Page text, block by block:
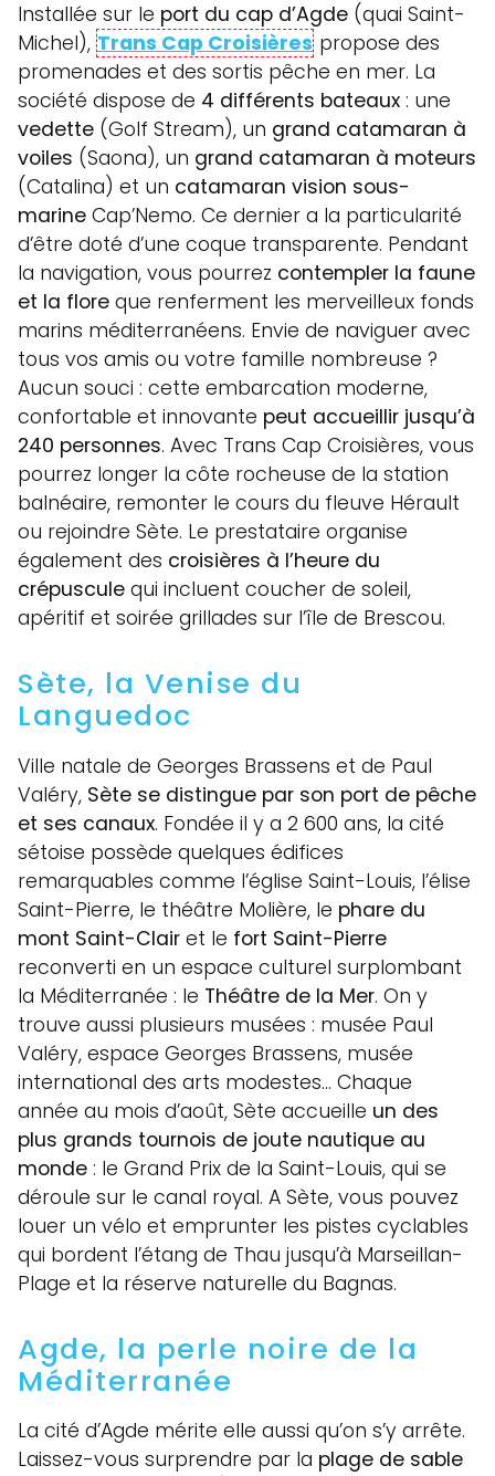
Installée sur le port du cap d’Agde (quai Saint-
Michel), Trans Cap Croisières propose des
promenades et des sortis pêche en mer. La
société dispose de 4 différents bateaux : une
vedette (Golf Stream), un grand catamaran à
voiles (Saona), un grand catamaran à moteurs
(Catalina) et un catamaran vision sous-
marine Cap’Nemo. Ce dernier a la particularité
d’être doté d’une coque transparente. Pendant
la navigation, vous pourrez contempler la faune
et la flore que renferment les merveilleux fonds
marins méditerranéens. Envie de naviguer avec
tous vos amis ou votre famille nombreuse ?
Aucun souci : cette embarcation moderne,
confortable et innovante peut accueillir jusqu’à
240 personnes. Avec Trans Cap Croisières, vous
pourrez longer la côte rocheuse de la station
balnéaire, remonter le cours du fleuve Hérault
ou rejoindre Sète. Le prestataire organise
également des croisières à l’heure du
crépuscule qui incluent coucher de soleil,
apéritif et soirée grillades sur l’île de Brescou.
Sète, la Venise du
Languedoc
Ville natale de Georges Brassens et de Paul
Valéry, Sète se distingue par son port de pêche
et ses canaux. Fondée il y a 2 600 ans, la cité
sétoise possède quelques édifices
remarquables comme l’église Saint-Louis, l’élise
Saint-Pierre, le théâtre Molière, le phare du
mont Saint-Clair et le fort Saint-Pierre
reconverti en un espace culturel surplombant
la Méditerranée : le Théâtre de la Mer. On y
trouve aussi plusieurs musées : musée Paul
Valéry, espace Georges Brassens, musée
international des arts modestes… Chaque
année au mois d’août, Sète accueille un des
plus grands tournois de joute nautique au
monde : le Grand Prix de la Saint-Louis, qui se
déroule sur le canal royal. A Sète, vous pouvez
louer un vélo et emprunter les pistes cyclables
qui bordent l’étang de Thau jusqu’à Marseillan-
Plage et la réserve naturelle du Bagnas.
Agde, la perle noire de la
Méditerranée
La cité d’Agde mérite elle aussi qu’on s’y arrête.
Laissez-vous surprendre par la plage de sable